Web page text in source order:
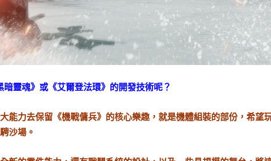
靈魂》或《艾爾登法環》的開發技術呢？
能力去保留《機戰傭兵》的核心樂趣，就是機體組裝的部份，希
沙場。